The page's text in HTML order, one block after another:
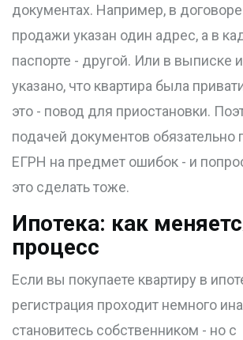
документах. Например, в
продажи указан один адрес, а в
паспорте - другой. Или в выписке
указано, что квартира была
это - повод для приостановки.
подачей документов обязательно
ЕГРН на предмет ошибок - и
это сделать тоже.
Ипотека: как
процесс
Если вы покупаете квартиру в
регистрация проходит немного
становитесь собственником - но с